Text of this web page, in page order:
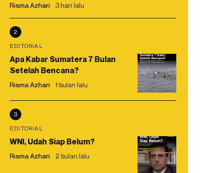
Risma Azhari 3 hari lalu
2
EDITORIAL
Apa Kabar Sumatera 7 Bulan
Setelah Bencana?
Risma Azhari 1 bulan lalu
3
EDITORIAL
WNI, Udah Siap Belum?
Risma Azhari 2 bulan lalu